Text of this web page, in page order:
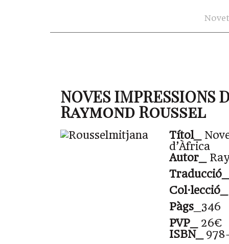
NOVES IMPRESSIONS
Raymond Roussel
Títol_
d’Àfrica
Autor_
Traducció_
Col·lecció_
Pàgs _346
PVP_
26€
ISBN_